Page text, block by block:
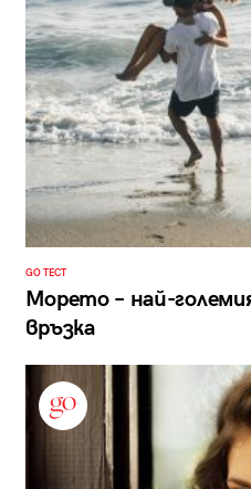
GO ТЕСТ
Морето – най-
връзка